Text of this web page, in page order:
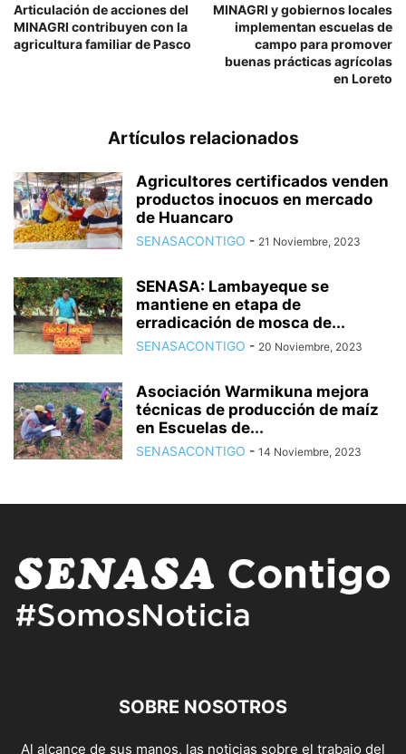
Articulación de acciones del
MINAGRI contribuyen con la
agricultura familiar de Pasco
MINAGRI y gobiernos locales
implementan escuelas de
campo para promover
buenas prácticas agrícolas
en Loreto
Artículos relacionados
Agricultores certificados venden
productos inocuos en mercado
de Huancaro
SENASACONTIGO - 21 Noviembre, 2023
SENASA: Lambayeque se
mantiene en etapa de
erradicación de mosca de...
SENASACONTIGO - 20 Noviembre, 2023
Asociación Warmikuna mejora
técnicas de producción de maíz
en Escuelas de...
SENASACONTIGO - 14 Noviembre, 2023
SOBRE NOSOTROS
Al alcance de sus manos, las noticias sobre el trabajo del